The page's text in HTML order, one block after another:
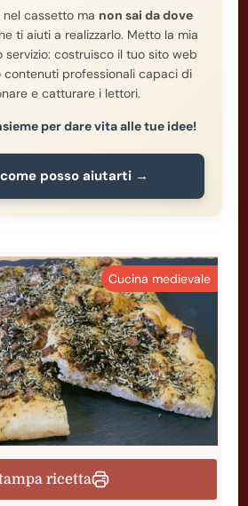
nel cassetto ma non sai da dove
ti aiuti a realizzarlo. Metto la mia
servizio: costruisco il tuo sito web
contenuti professionali capaci di
e catturare i lettori.
per dare vita alle tue idee!
posso aiutarti →
ricetta
Cucina medievale